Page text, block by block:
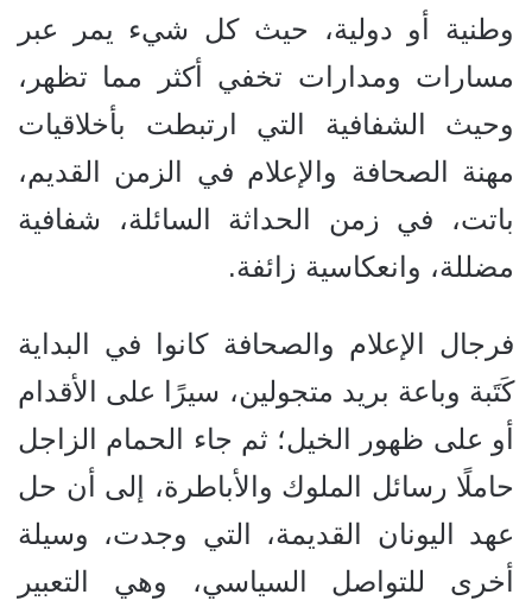
وطنية أو دولية، حيث كل شيء يمر عبر
مسارات ومدارات تخفي أكثر مما تظهر،
وحيث الشفافية التي ارتبطت بأخلاقيات
مهنة الصحافة والإعلام في الزمن القديم،
باتت، في زمن الحداثة السائلة، شفافية
مضللة، وانعكاسية زائفة.
فرجال الإعلام والصحافة كانوا في البداية
كَتَبة وباعة بريد متجولين، سيرًا على الأقدام
أو على ظهور الخيل؛ ثم جاء الحمام الزاجل
حاملًا رسائل الملوك والأباطرة، إلى أن حل
عهد اليونان القديمة، التي وجدت، وسيلة
أخرى للتواصل السياسي، وهي التعبير